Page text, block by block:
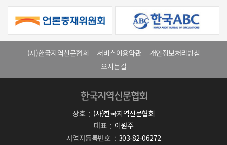
(사)한국지역신문협회 서비스이용약관
개인정보처리방침
오시는길
상호
(사)한국지역신문협회
대표
이원주
사업자등록번호
303-82-06272